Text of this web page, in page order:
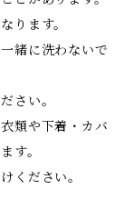
ります。
緒に洗わないで
さい。
類や下着・カバ
す。
ください。